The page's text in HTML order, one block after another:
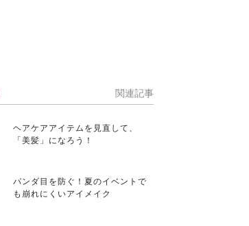
関連記事
ヘアケアアイテムを見直して、
「美髪」になろう！
パンダ目を防ぐ！夏のイベントで
も崩れにくいアイメイク